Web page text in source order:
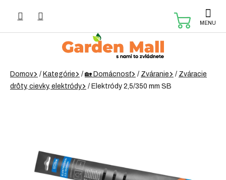
Domov / Kategórie / 🏡 Domácnosť / Zváranie / Zváracie
drôty, cievky, elektródy
/ Elektródy 2,5/350 mm SB